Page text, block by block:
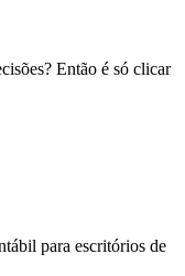
Então é só clicar
para escritórios de